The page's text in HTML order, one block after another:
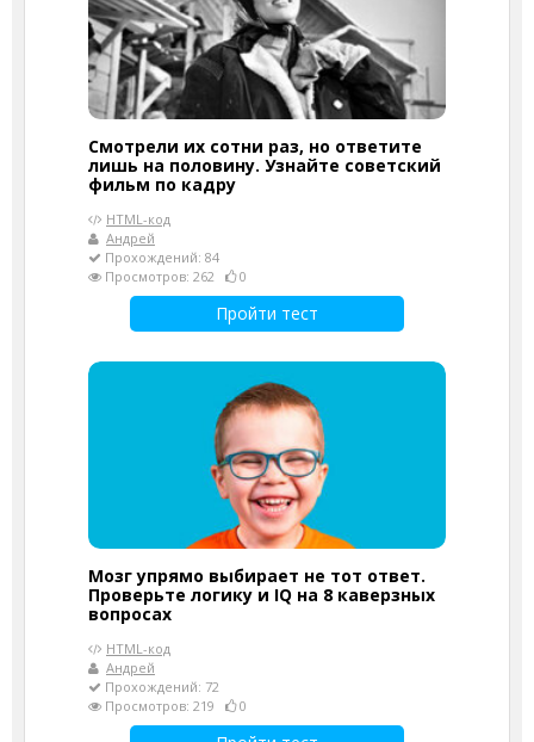
Смотрели их сотни раз, но ответите
лишь на половину. Узнайте советский
фильм по кадру
HTML-код
Андрей
Прохождений: 84
Просмотров: 262
0
Пройти тест
Мозг упрямо выбирает не тот ответ.
Проверьте логику и IQ на 8 каверзных
вопросах
HTML-код
Андрей
Прохождений: 72
Просмотров: 219
0